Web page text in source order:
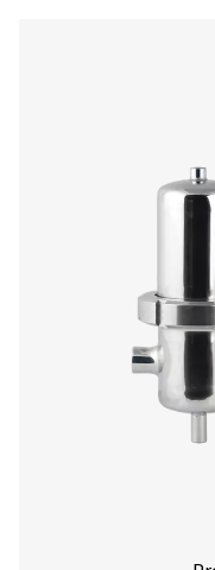
Filtry do
stlačeného
pevných částic
jeho účinnost
filtrace
který
potravinářství,
prodlužuje